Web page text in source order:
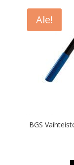
Ale!
BGS